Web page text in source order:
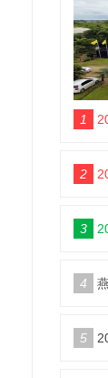
1
2
3
4
5